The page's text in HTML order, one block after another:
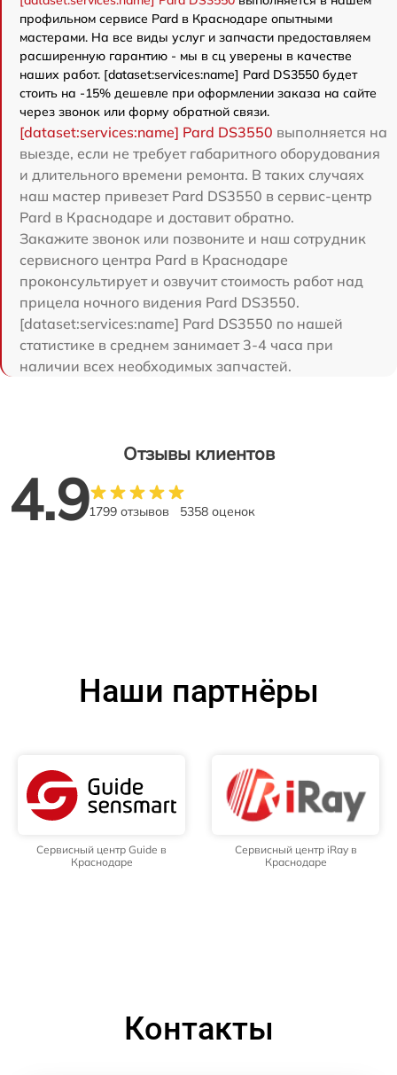
профильном сервисе Pard в Краснодаре опытными
мастерами. На все виды услуг и запчасти предоставляем
расширенную гарантию - мы в сц уверены в качестве
наших работ. [dataset:services:name] Pard DS3550 будет
стоить на -15% дешевле при оформлении заказа на сайте
через звонок или форму обратной связи.
[dataset:services:name] Pard DS3550 выполняется на
выезде, если не требует габаритного оборудования
и длительного времени ремонта. В таких случаях
наш мастер привезет Pard DS3550 в сервис-центр
Pard в Краснодаре и доставит обратно.
Закажите звонок или позвоните и наш сотрудник
сервисного центра Pard в Краснодаре
проконсультирует и озвучит стоимость работ над
прицела ночного видения Pard DS3550.
[dataset:services:name] Pard DS3550 по нашей
статистике в среднем занимает 3-4 часа при
наличии всех необходимых запчастей.
Отзывы клиентов
4.91799 отзывов 5358 оценок
Наши партнёры
Сервисный центр Guide в
Краснодаре
Сервисный центр iRay в
Краснодаре
Контакты